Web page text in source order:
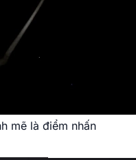
mẽ là điểm nhấn